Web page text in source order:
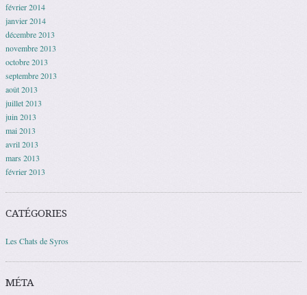
février 2014
janvier 2014
décembre 2013
novembre 2013
octobre 2013
septembre 2013
août 2013
juillet 2013
juin 2013
mai 2013
avril 2013
mars 2013
février 2013
CATÉGORIES
Les Chats de Syros
MÉTA